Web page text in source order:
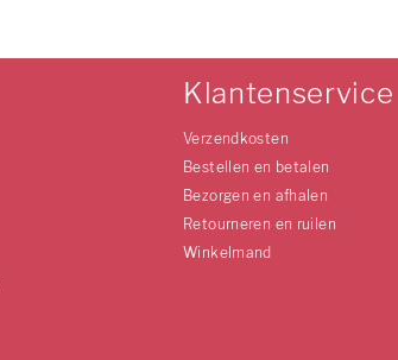
Klantenservice
Verzendkosten
Bestellen en betalen
Bezorgen en afhalen
Retourneren en ruilen
Winkelmand